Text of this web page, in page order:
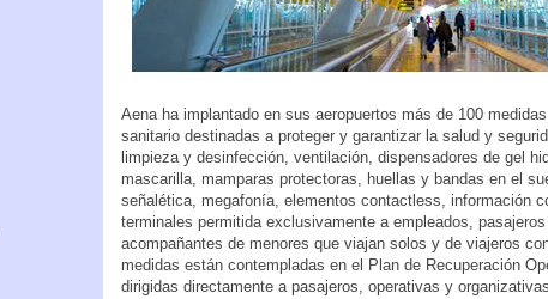
Aena ha implantado en sus aeropuertos más de 100
sanitario destinadas a proteger y garantizar la salud y
limpieza y desinfección, ventilación, dispensadores de gel
mascarilla, mamparas protectoras, huellas y bandas en el
señalética, megafonía, elementos contactless, información
terminales permitida exclusivamente a empleados,
acompañantes de menores que viajan solos y de viajeros
medidas están contempladas en el Plan de Recuperación
dirigidas directamente a pasajeros, operativas y organizativas.